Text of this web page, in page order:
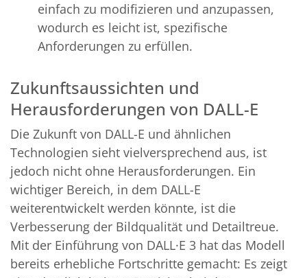
einfach zu modifizieren und anzupassen,
wodurch es leicht ist, spezifische
Anforderungen zu erfüllen.
Zukunftsaussichten und
Herausforderungen von DALL-E
Die Zukunft von DALL-E und ähnlichen
Technologien sieht vielversprechend aus, ist
jedoch nicht ohne Herausforderungen. Ein
wichtiger Bereich, in dem DALL-E
weiterentwickelt werden könnte, ist die
Verbesserung der Bildqualität und Detailtreue.
Mit der Einführung von DALL·E 3 hat das Modell
bereits erhebliche Fortschritte gemacht: Es zeigt